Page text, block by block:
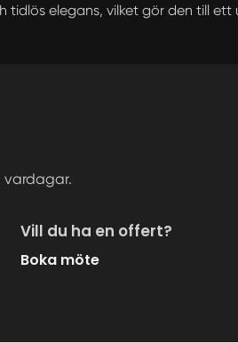
tidlös elegans, vilket gör den till
vardagar.
Vill du ha en offert?
Boka möte